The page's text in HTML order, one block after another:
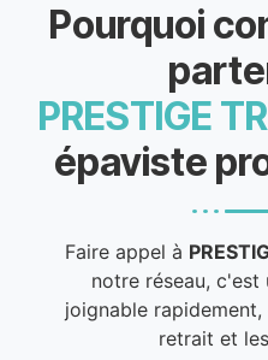
Pourquoi
PRESTIGE
épaviste
Faire appel à
notre réseau,
joignable
retrait et